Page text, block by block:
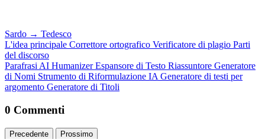
Sardo → Tedesco
L'idea principale Correttore ortografico Verificatore di plagio Parti
del discorso
Parafrasi AI HumanizerEspansore di Testo Riassuntore Generatore
di Nomi Strumento di Riformulazione IA Generatore di testi per
argomento Generatore di Titoli
0 Commenti
Precedente Prossimo